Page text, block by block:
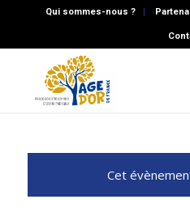
Qui sommes-nous ?
Cet